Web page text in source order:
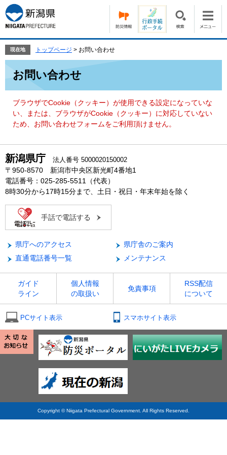
ー
ジ
の
頭
す。
ニ
ュ
ー
飛
て
現在地 トップページ > お問い合わせ
お問い合わせ
ブラウザでCookie（クッキー）が使用できる設定になっていな
い、または、ブラウザがCookie（クッキー）に対応していない
ため、お問い合わせフォームをご利用頂けません。
新潟県庁 法人番号 5000020150002
〒950-8570 新潟市中央区新光町4番地1
電話番号：025-285-5511（代表）
8時30分から17時15分まで、土日・祝日・年末年始を除く
手話で電話する
県庁へのアクセス
県庁舎のご案内
直通電話番号一覧
メンテナンス
ガイド
ライン
個人情報
の取扱い
免責事項
RSS配信
について
PCサイト表示 スマホサイト表示
Copyright © Niigata Prefectural Government. All Rights Reserved.